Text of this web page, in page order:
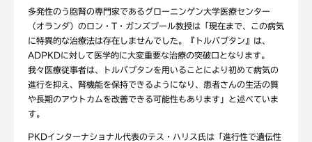
多発性のう胞腎の専門家であるグローニンゲン大学医療センター
（オランダ）のロン・T・ガンズブール教授は「現在まで、この病気
に特異的な治療法は存在しませんでした。『トルバプタン』は、
ADPKDに対して医学的に大変重要な治療の突破口となります。
我々医療従事者は、トルバプタンを用いることにより初めて病気の
進行を抑え、腎機能を保持できるようになり、患者さんの生活の質
や長期のアウトカムを改善できる可能性もあります」と述べていま
す。
PKDインターナショナル代表のテス・ハリス氏は「進行性で遺伝性